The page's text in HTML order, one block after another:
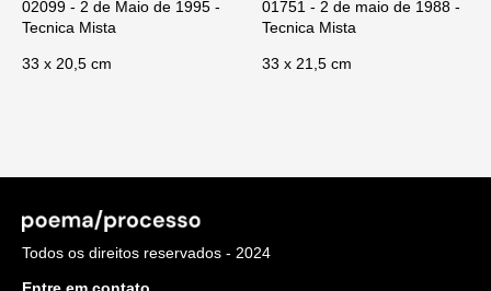
02099 - 2 de Maio de 1995 -
Tecnica Mista
33 x 20,5 cm
01751 - 2 de maio de 1988 -
Tecnica Mista
33 x 21,5 cm
Todos os direitos reservados - 2024